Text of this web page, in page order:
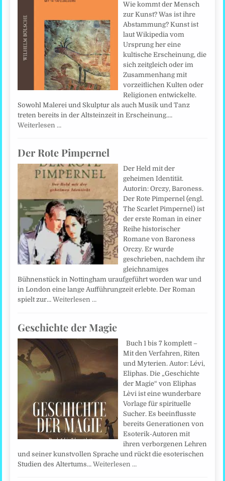
Wie kommt der Mensch
zur Kunst? Was ist ihre
Abstammung? Kunst ist
laut Wikipedia vom
Ursprung her eine
kultische Erscheinung, die
sich zeitgleich oder im
Zusammenhang mit
vorzeitlichen Kulten oder
Religionen entwickelte.
Sowohl Malerei und Skulptur als auch Musik und Tanz
treten bereits in der Altsteinzeit in Erscheinung.…
Weiterlesen …
Der Rote Pimpernel
Der Held mit der
geheimen Identität.
Autorin: Orczy, Baroness.
Der Rote Pimpernel (engl.
The Scarlet Pimpernel) ist
der erste Roman in einer
Reihe historischer
Romane von Baroness
Orczy. Er wurde
geschrieben, nachdem ihr
gleichnamiges
Bühnenstück in Nottingham uraufgeführt worden war und
in London eine lange Aufführungzeit erlebte. Der Roman
spielt zur…Weiterlesen …
Geschichte der Magie
Buch 1 bis 7 komplett –
Mit den Verfahren, Riten
und Myterien. Autor: Lévi,
Eliphas. Die „Geschichte
der Magie“ von Eliphas
Lèvi ist eine wunderbare
Vorlage für spirituelle
Sucher. Es beeinflusste
bereits Generationen von
Esoterik-Autoren mit
ihren verborgenen Lehren
und seiner kunstvollen Sprache und rückt die esoterischen
Studien des Altertums…Weiterlesen …